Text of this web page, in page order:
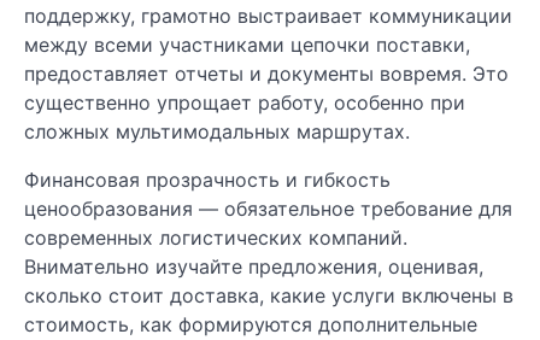
поддержку, грамотно выстраивает коммуникации
между всеми участниками цепочки поставки,
предоставляет отчеты и документы вовремя. Это
существенно упрощает работу, особенно при
сложных мультимодальных маршрутах.
Финансовая прозрачность и гибкость
ценообразования — обязательное требование для
современных логистических компаний.
Внимательно изучайте предложения, оценивая,
сколько стоит доставка, какие услуги включены в
стоимость, как формируются дополнительные